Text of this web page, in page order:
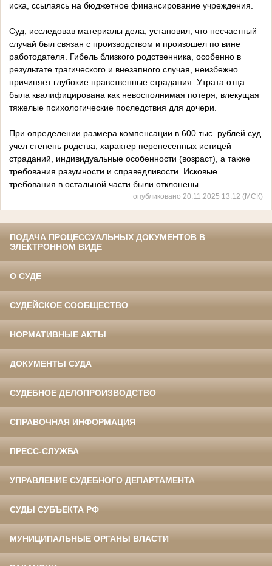
иска, ссылаясь на бюджетное финансирование учреждения.
Суд, исследовав материалы дела, установил, что несчастный
случай был связан с производством и произошел по вине
работодателя. Гибель близкого родственника, особенно в
результате трагического и внезапного случая, неизбежно
причиняет глубокие нравственные страдания. Утрата отца
была квалифицирована как невосполнимая потеря, влекущая
тяжелые психологические последствия для дочери.
При определении размера компенсации в 600 тыс. рублей суд
учел степень родства, характер перенесенных истицей
страданий, индивидуальные особенности (возраст), а также
требования разумности и справедливости. Исковые
требования в остальной части были отклонены.
опубликовано 20.11.2025 13:12 (МСК)
ПОДАЧА ПРОЦЕССУАЛЬНЫХ ДОКУМЕНТОВ В
ЭЛЕКТРОННОМ ВИДЕ
О СУДЕ
СУДЕЙСКОЕ СООБЩЕСТВО
НОРМАТИВНЫЕ АКТЫ
ДОКУМЕНТЫ СУДА
СУДЕБНОЕ ДЕЛОПРОИЗВОДСТВО
СПРАВОЧНАЯ ИНФОРМАЦИЯ
ПРЕСС-СЛУЖБА
УПРАВЛЕНИЕ СУДЕБНОГО ДЕПАРТАМЕНТА
СУДЫ СУБЪЕКТА РФ
МУНИЦИПАЛЬНЫЕ ОРГАНЫ ВЛАСТИ